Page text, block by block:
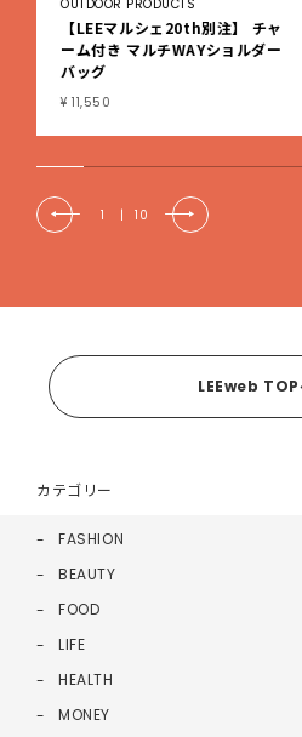
OUTDOOR PRODUCTS
【LEEマルシェ20th別注】 チャ
ーム付き マルチWAYショルダー
バッグ
¥ 11,550
1 | 10
LEEweb TOP
カテゴリー
FASHION
BEAUTY
FOOD
LIFE
HEALTH
MONEY